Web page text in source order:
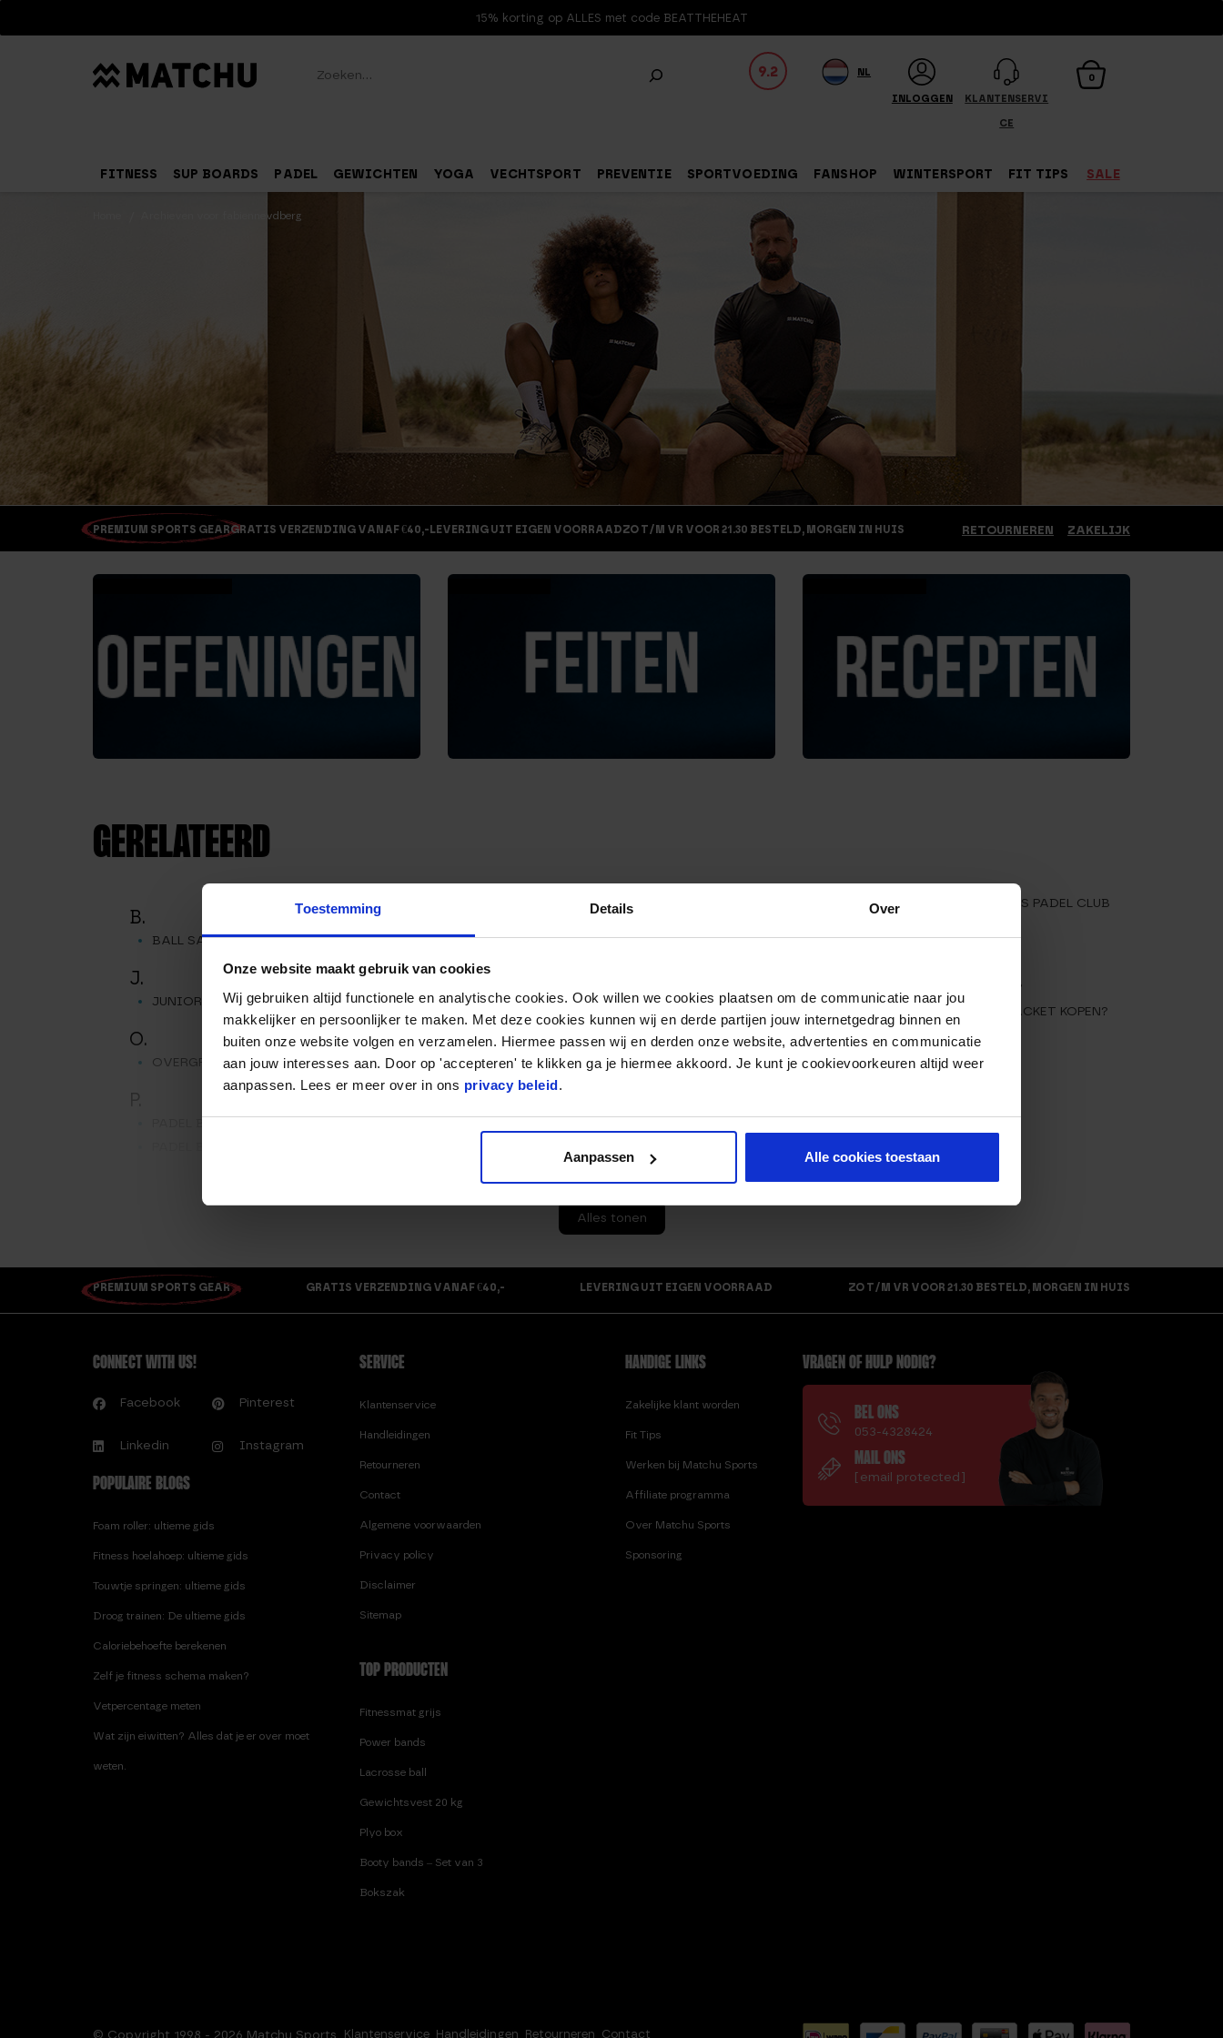
Toestemming Details Over
Onze website maakt gebruik van cookies
Wij gebruiken altijd functionele en analytische cookies. Ook willen we cookies plaatsen om de communicatie naar jou
makkelijker en persoonlijker te maken. Met deze cookies kunnen wij en derde partijen jouw internetgedrag binnen en
buiten onze website volgen en verzamelen. Hiermee passen wij en derden onze website, advertenties en communicatie
aan jouw interesses aan. Door op 'accepteren' te klikken ga je hiermee akkoord. Je kunt je cookievoorkeuren altijd weer
aanpassen. Lees er meer over in ons privacy beleid.
Aanpassen Alle cookies toestaan
15% korting op ALLES met code BEATTHEHEAT
9.2 NL
INLOGGEN KLANTENSERVI
CE
0
FITNESS SUP BOARDS PADEL GEWICHTEN YOGA VECHTSPORT PREVENTIE SPORTVOEDING FANSHOP WINTERSPORT FIT TIPS SALE
Archieven voor fabiennevdberg
RETOURNEREN ZAKELIJK
PREMIUM SPORTS GEARGRATIS VERZENDING VANAF €40,- LEVERING UIT EIGEN VOORRAADZO T/M VR VOOR 21.30 BESTELD, MORGEN IN HUIS
GERELATEERD
B.
BALL SAVER – PRESSURE PRO
J.
JUNIOR PADEL RACKET – LION
O.
OVERGRIP
PADEL RACKET TAS
PADEL REGELS : ALLES WAT JE
MOET WETEN OVER DE
SPELREGELS
PADEL SERVICE; DIT MOET JE
WETEN OM EEN GOEDE
SERVICE TE SLAAN
PADEL: DE ULTIEME GIDS
R.
RACKET BESCHERMTAPE –
S.
STRAIGHT SETS PADEL CLUB
WAT IS PADEL?
WELK PADEL RACKET KOPEN?
Alles tonen
PREMIUM SPORTS GEAR GRATIS VERZENDING VANAF €40,- LEVERING UIT EIGEN VOORRAAD ZO T/M VR VOOR 21.30 BESTELD, MORGEN IN HUIS
CONNECT WITH US!
Facebook Pinterest
Linkedin Instagram
POPULAIRE BLOGS
Foam roller: ultieme gids
Fitness hoelahoep: ultieme gids
Touwtje springen: ultieme gids
Droog trainen: De ultieme gids
Caloriebehoefte berekenen
Zelf je fitness schema maken?
Vetpercentage meten
Wat zijn eiwitten? Alles dat je er over moet
weten.
SERVICE
Klantenservice
Handleidingen
Retourneren
Contact
Algemene voorwaarden
Privacy policy
Disclaimer
Sitemap
TOP PRODUCTEN
Fitnessmat grijs
Power bands
Lacrosse ball
Gewichtsvest 20 kg
Plyo box
Booty bands – Set van 3
Bokszak
HANDIGE LINKS
Zakelijke klant worden
Fit Tips
Werken bij Matchu Sports
Affiliate programma
Over Matchu Sports
Sponsoring
VRAGEN OF HULP NODIG?
BEL ONS
053-4328424
MAIL ONS
[email protected]
© Copyright 1998 - 2026 Matchu Sports Klantenservice Handleidingen Retourneren Contact